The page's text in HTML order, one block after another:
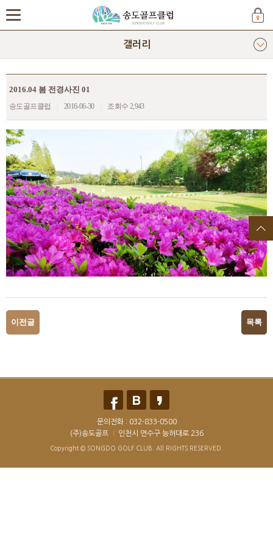
갤러리
2016.04 봄 전경사진 01
송도골프클럽 2016-06-30 조회수 2,943
이전글 목록
문의전화 : 032-833-0500
(주)송도골프
인천시 연수구 능허대로 236
Copyright © SONGDO GOLF CLUB. All RIGHTS RESERVED.